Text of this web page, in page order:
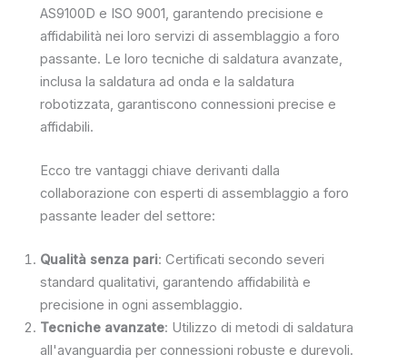
AS9100D e ISO 9001, garantendo precisione e
affidabilità nei loro servizi di assemblaggio a foro
passante. Le loro tecniche di saldatura avanzate,
inclusa la saldatura ad onda e la saldatura
robotizzata, garantiscono connessioni precise e
affidabili.
Ecco tre vantaggi chiave derivanti dalla
collaborazione con esperti di assemblaggio a foro
passante leader del settore:
Qualità senza pari: Certificati secondo severi
standard qualitativi, garantendo affidabilità e
precisione in ogni assemblaggio.
Tecniche avanzate: Utilizzo di metodi di saldatura
all'avanguardia per connessioni robuste e durevoli.